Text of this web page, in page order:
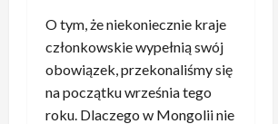
O tym, że niekoniecznie kraje
członkowskie wypełnią swój
obowiązek, przekonaliśmy się
na początku września tego
roku. Dlaczego w Mongolii nie